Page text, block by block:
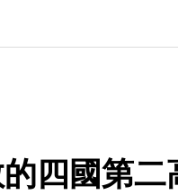
四國第二